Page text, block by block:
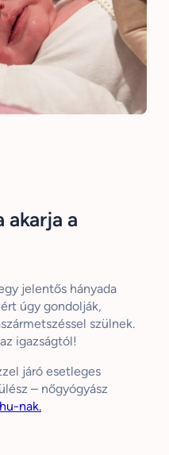
akarja a
jelentős hányada
úgy gondolják,
szülnek.
igazságtól!
járó esetleges
– nőgyógyász
nak.